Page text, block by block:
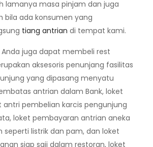
lamanya masa pinjam dan juga
bila ada konsumen yang
tiang antrian di tempat kami.
juga dapat membeli rest
aksesoris penunjang fasilitas
yang dipasang menyatu
antrian dalam Bank, loket
antri pembelian karcis pengunjung
loket pembayaran antrian aneka
seperti listrik dan pam, dan loket
siap saji dalam restoran, loket